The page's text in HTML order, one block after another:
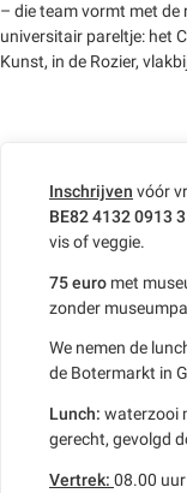
– die team vormt met de
universitair pareltje: het
Kunst, in de Rozier,
Inschrijven vóór
BE82 4132 0913
vis of veggie.
75 euro met
zonder
We nemen de
de Botermarkt in
Lunch: waterzooi
gerecht, gevolgd
Vertrek: 08.00